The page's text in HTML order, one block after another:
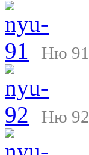
Ню 91
Ню 92